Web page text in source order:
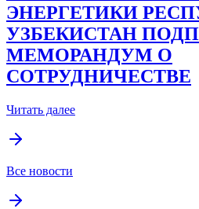
ЭНЕРГЕТИКИ
УЗБЕКИСТАН
МЕМОРАНДУМ О
СОТРУДНИЧЕСТВЕ
Читать далее
Все новости